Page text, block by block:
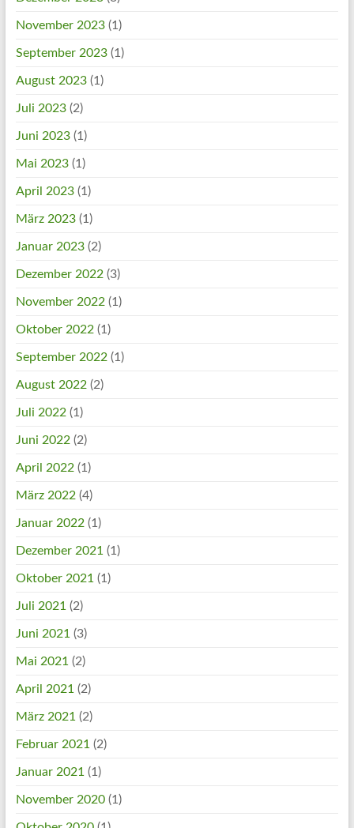
November 2023(1)
September 2023(1)
August 2023(1)
Juli 2023(2)
Juni 2023(1)
Mai 2023(1)
April 2023(1)
März 2023(1)
Januar 2023(2)
Dezember 2022(3)
November 2022(1)
Oktober 2022(1)
September 2022(1)
August 2022(2)
Juli 2022(1)
Juni 2022(2)
April 2022(1)
März 2022(4)
Januar 2022(1)
Dezember 2021 (1)
Oktober 2021 (1)
Juli 2021 (2)
Juni 2021 (3)
Mai 2021 (2)
April 2021 (2)
März 2021 (2)
Februar 2021 (2)
Januar 2021 (1)
November 2020(1)